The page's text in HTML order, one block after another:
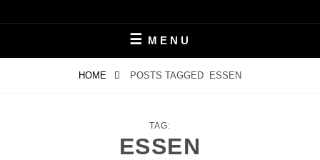
to
PERIFAIR
MENU
HOME POSTS TAGGED ESSEN
TAG:
ESSEN